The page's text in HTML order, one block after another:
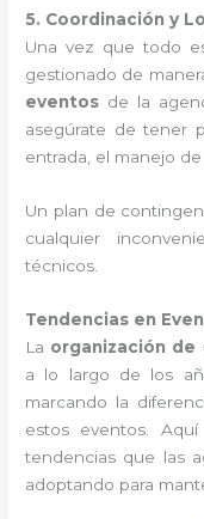
5. Coordinación y
Una vez que todo
gestionado de
eventos de la
asegúrate de tener
entrada, el manejo
Un plan de
cualquier
técnicos.
Tendencias en
La organización
a lo largo de los
marcando la
estos eventos.
tendencias que las
adoptando para